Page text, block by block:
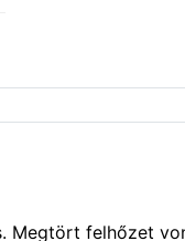
Megtört felhőzet